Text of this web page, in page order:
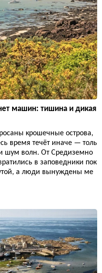
машин: тишина и дикая
крошечные острова,
время течёт иначе — толь
шум волн. От Средиземно
в заповедники пок
а люди вынуждены ме